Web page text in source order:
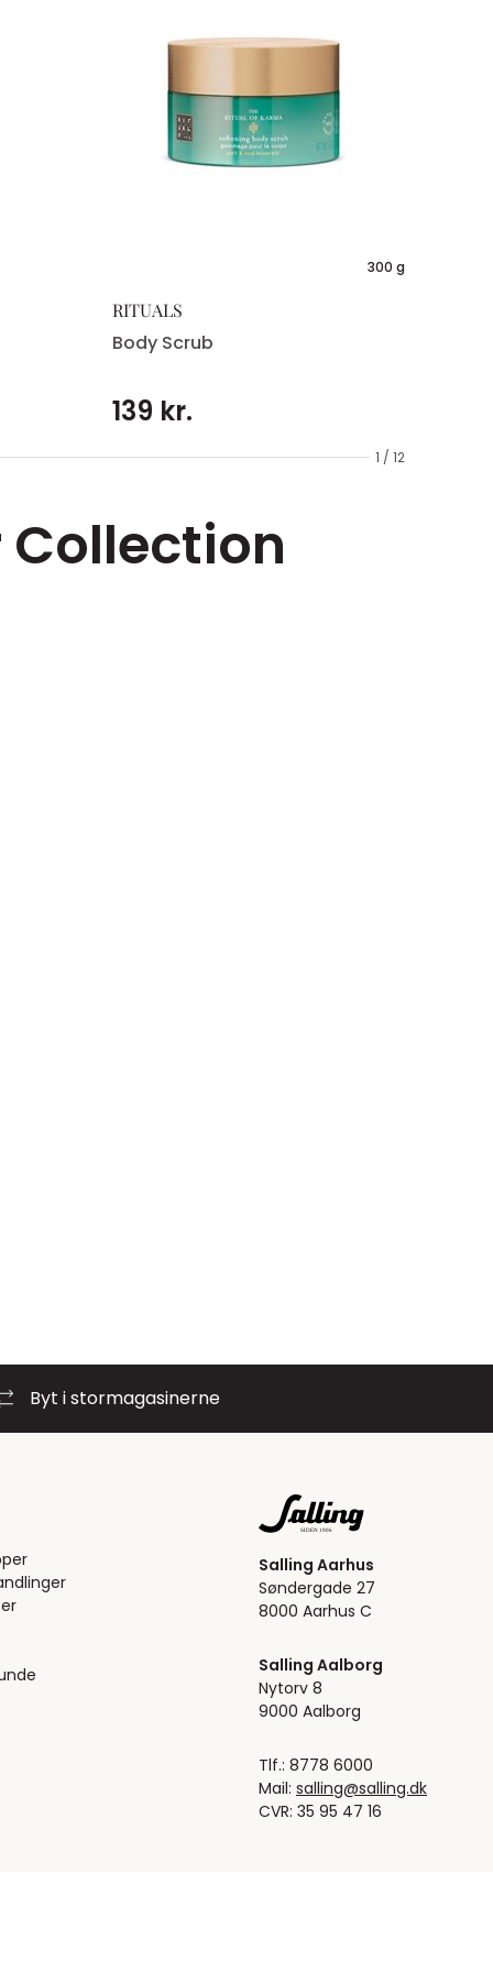
1 / 12
300 g
RITUALS
Body Scrub
139 kr.
Collection
Byt i stormagasinerne
Salling Aarhus
Søndergade 27
8000 Aarhus C
Salling Aalborg
Nytorv 8
9000 Aalborg
Tlf.: 8778 6000
Mail: salling@salling.dk
CVR: 35 95 47 16